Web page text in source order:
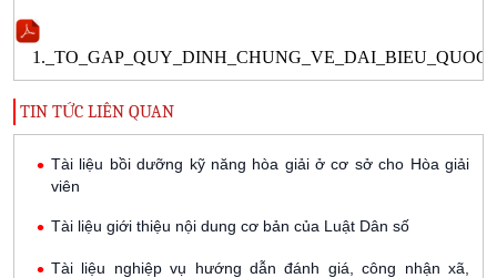
TIN TỨC LIÊN QUAN
Tài liệu bồi dưỡng kỹ năng hòa giải ở cơ sở cho Hòa giải
viên
Tài liệu giới thiệu nội dung cơ bản của Luật Dân số
Tài liệu nghiệp vụ hướng dẫn đánh giá, công nhận xã,